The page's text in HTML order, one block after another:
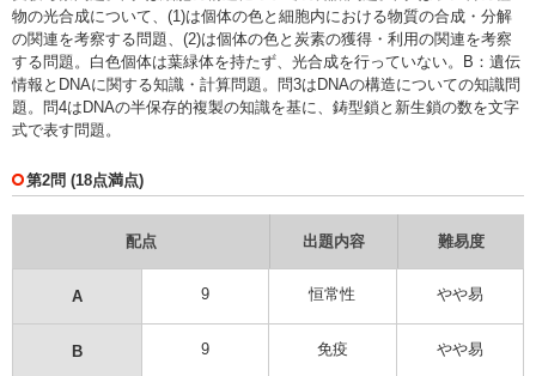
物の光合成について、(1)は個体の色と細胞内における物質の合成・分解
の関連を考察する問題、(2)は個体の色と炭素の獲得・利用の関連を考察
する問題。白色個体は葉緑体を持たず、光合成を行っていない。B：遺伝
情報とDNAに関する知識・計算問題。問3はDNAの構造についての知識問
題。問4はDNAの半保存的複製の知識を基に、鋳型鎖と新生鎖の数を文字
式で表す問題。
第2問 (18点満点)
配点 出題内容 難易度
A 9 恒常性 やや易
B 9 免疫 やや易